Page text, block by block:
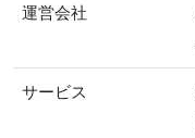
運営会社
サービス